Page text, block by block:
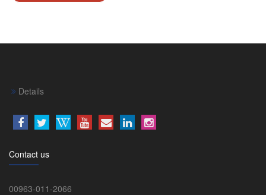
Details
Contact us
00963-011-2066